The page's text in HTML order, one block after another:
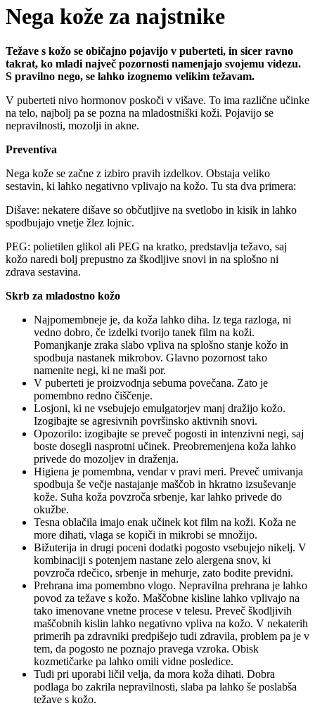
Nega kože za najstnike
Težave s kožo se običajno pojavijo v puberteti, in sicer ravno
takrat, ko mladi največ pozornosti namenjajo svojemu videzu.
S pravilno nego, se lahko izognemo velikim težavam. ​
V puberteti nivo hormonov poskoči v višave. To ima različne učinke
na telo, najbolj pa se pozna na mladostniški koži. Pojavijo se
nepravilnosti, mozolji in akne.
Preventiva
Nega kože se začne z izbiro pravih izdelkov. Obstaja veliko
sestavin, ki lahko negativno vplivajo na kožo. Tu sta dva primera:
Dišave: nekatere dišave so občutljive na svetlobo in kisik in lahko
spodbujajo vnetje žlez lojnic.
PEG: polietilen glikol ali PEG na kratko, predstavlja težavo, saj
kožo naredi bolj prepustno za škodljive snovi in na splošno ni
zdrava sestavina.
Skrb za mladostno kožo
Najpomembneje je, da koža lahko diha. Iz tega razloga, ni
vedno dobro, če izdelki tvorijo tanek film na koži.
Pomanjkanje zraka slabo vpliva na splošno stanje kožo in
spodbuja nastanek mikrobov. Glavno pozornost tako
namenite negi, ki ne maši por.
V puberteti je proizvodnja sebuma povečana. Zato je
pomembno redno čiščenje.
Losjoni, ki ne vsebujejo emulgatorjev manj dražijo kožo.
Izogibajte se agresivnih površinsko aktivnih snovi.
Opozorilo: izogibajte se preveč pogosti in intenzivni negi, saj
boste dosegli nasprotni učinek. Preobremenjena koža lahko
privede do mozoljev in draženja.
Higiena je pomembna, vendar v pravi meri. Preveč umivanja
spodbuja še večje nastajanje maščob in hkratno izsuševanje
kože. Suha koža povzroča srbenje, kar lahko privede do
okužbe.
Tesna oblačila imajo enak učinek kot film na koži. Koža ne
more dihati, vlaga se kopiči in mikrobi se množijo.
Bižuterija in drugi poceni dodatki pogosto vsebujejo nikelj. V
kombinaciji s potenjem nastane zelo alergena snov, ki
povzroča rdečico, srbenje in mehurje, zato bodite previdni.
Prehrana ima pomembno vlogo. Nepravilna prehrana je lahko
povod za težave s kožo. Maščobne kisline lahko vplivajo na
tako imenovane vnetne procese v telesu. Preveč škodljivih
maščobnih kislin lahko negativno vpliva na kožo. V nekaterih
primerih pa zdravniki predpišejo tudi zdravila, problem pa je v
tem, da pogosto ne poznajo pravega vzroka. Obisk
kozmetičarke pa lahko omili vidne posledice.
Tudi pri uporabi ličil velja, da mora koža dihati. Dobra
podlaga bo zakrila nepravilnosti, slaba pa lahko še poslabša
težave s kožo.